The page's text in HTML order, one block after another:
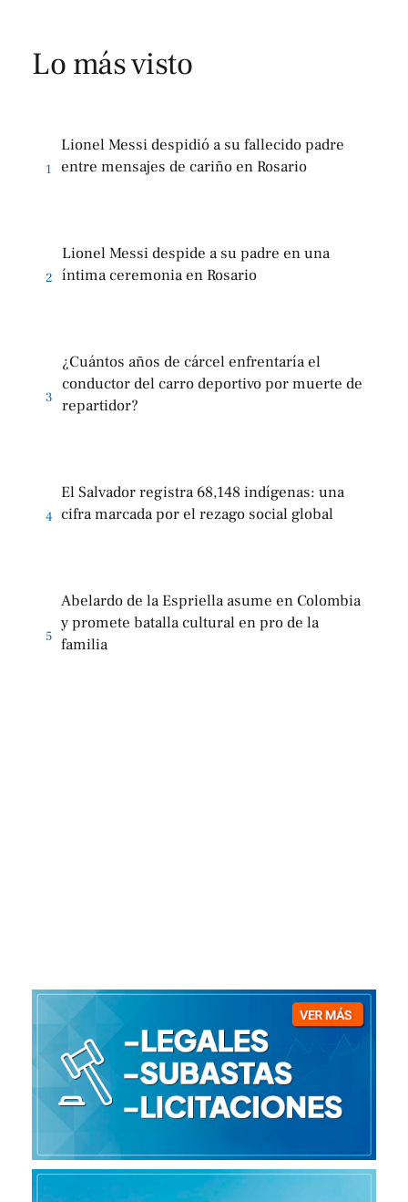
Lo más visto
1
Lionel Messi despidió a su fallecido padre
entre mensajes de cariño en Rosario
2
Lionel Messi despide a su padre en una
íntima ceremonia en Rosario
3
¿Cuántos años de cárcel enfrentaría el
conductor del carro deportivo por muerte de
repartidor?
4
El Salvador registra 68,148 indígenas: una
cifra marcada por el rezago social global
5
Abelardo de la Espriella asume en Colombia
y promete batalla cultural en pro de la
familia